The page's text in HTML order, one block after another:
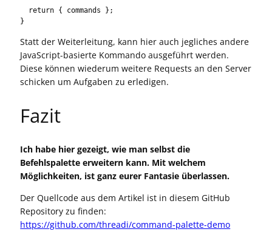
}
Statt der Weiterleitung, kann hier auch jegliches andere
JavaScript-basierte Kommando ausgeführt werden.
Diese können wiederum weitere Requests an den Server
schicken um Aufgaben zu erledigen.
Fazit
Ich habe hier gezeigt, wie man selbst die
Befehlspalette erweitern kann. Mit welchem
Möglichkeiten, ist ganz eurer Fantasie überlassen.
Der Quellcode aus dem Artikel ist in diesem GitHub
Repository zu finden:
https://github.com/threadi/command-palette-demo